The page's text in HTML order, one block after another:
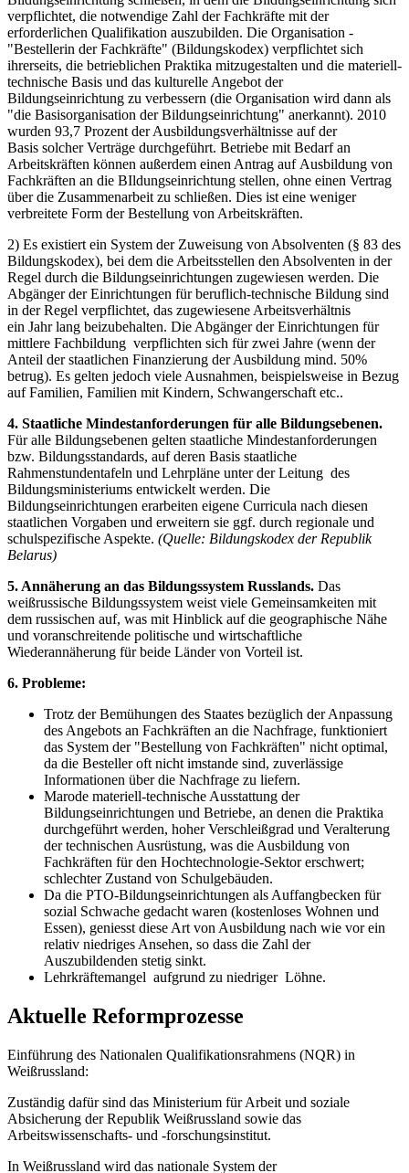
verpflichtet, die notwendige Zahl der Fachkräfte mit der
erforderlichen Qualifikation auszubilden. Die Organisation -
"Bestellerin der Fachkräfte" (Bildungskodex) verpflichtet sich
ihrerseits, die betrieblichen Praktika mitzugestalten und die materiell-
technische Basis und das kulturelle Angebot der
Bildungseinrichtung zu verbessern (die Organisation wird dann als
"die Basisorganisation der Bildungseinrichtung" anerkannt). 2010
wurden 93,7 Prozent der Ausbildungsverhältnisse auf der
Basis solcher Verträge durchgeführt. Betriebe mit Bedarf an
Arbeitskräften können außerdem einen Antrag auf Ausbildung von
Fachkräften an die BIldungseinrichtung stellen, ohne einen Vertrag
über die Zusammenarbeit zu schließen. Dies ist eine weniger
verbreitete Form der Bestellung von Arbeitskräften.
2) Es existiert ein System der Zuweisung von Absolventen (§ 83 des
Bildungskodex), bei dem die Arbeitsstellen den Absolventen in der
Regel durch die Bildungseinrichtungen zugewiesen werden. Die
Abgänger der Einrichtungen für beruflich-technische Bildung sind
in der Regel verpflichtet, das zugewiesene Arbeitsverhältnis
ein Jahr lang beizubehalten. Die Abgänger der Einrichtungen für
mittlere Fachbildung verpflichten sich für zwei Jahre (wenn der
Anteil der staatlichen Finanzierung der Ausbildung mind. 50%
betrug). Es gelten jedoch viele Ausnahmen, beispielsweise in Bezug
auf Familien, Familien mit Kindern, Schwangerschaft etc..
4. Staatliche Mindestanforderungen für alle Bildungsebenen.
Für alle Bildungsebenen gelten staatliche Mindestanforderungen
bzw. Bildungsstandards, auf deren Basis staatliche
Rahmenstundentafeln und Lehrpläne unter der Leitung des
Bildungsministeriums entwickelt werden. Die
Bildungseinrichtungen erarbeiten eigene Curricula nach diesen
staatlichen Vorgaben und erweitern sie ggf. durch regionale und
schulspezifische Aspekte. (Quelle: Bildungskodex der Republik
Belarus)
5. Annäherung an das Bildungssystem Russlands. Das
weißrussische Bildungssystem weist viele Gemeinsamkeiten mit
dem russischen auf, was mit Hinblick auf die geographische Nähe
und voranschreitende politische und wirtschaftliche
Wiederannäherung für beide Länder von Vorteil ist.
6. Probleme:
Trotz der Bemühungen des Staates bezüglich der Anpassung
des Angebots an Fachkräften an die Nachfrage, funktioniert
das System der "Bestellung von Fachkräften" nicht optimal,
da die Besteller oft nicht imstande sind, zuverlässige
Informationen über die Nachfrage zu liefern.
Marode materiell-technische Ausstattung der
Bildungseinrichtungen und Betriebe, an denen die Praktika
durchgeführt werden, hoher Verschleißgrad und Veralterung
der technischen Ausrüstung, was die Ausbildung von
Fachkräften für den Hochtechnologie-Sektor erschwert;
schlechter Zustand von Schulgebäuden.
Da die PTO-Bildungseinrichtungen als Auffangbecken für
sozial Schwache gedacht waren (kostenloses Wohnen und
Essen), geniesst diese Art von Ausbildung nach wie vor ein
relativ niedriges Ansehen, so dass die Zahl der
Auszubildenden stetig sinkt.
Lehrkräftemangel aufgrund zu niedriger Löhne.
Aktuelle Reformprozesse
Einführung des Nationalen Qualifikationsrahmens (NQR) in
Weißrussland:
Zuständig dafür sind das Ministerium für Arbeit und soziale
Absicherung der Republik Weißrussland sowie das
Arbeitswissenschafts- und -forschungsinstitut.
In Weißrussland wird das nationale System der